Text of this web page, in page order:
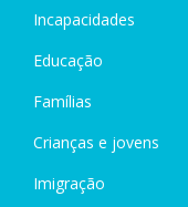
Incapacidades
Educação
Famílias
Crianças e jovens
Imigração